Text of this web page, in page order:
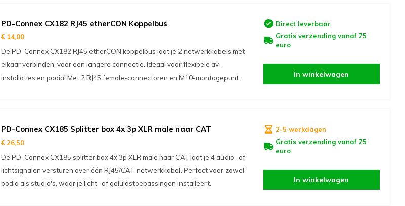
PD-Connex CX182 RJ45 etherCON Koppelbus
€ 14,00
De PD-Connex CX182 RJ45 etherCON koppelbus laat je 2 netwerkkabels met
elkaar verbinden, voor een langere connectie. Ideaal voor flexibele av-
installaties en podia! Met 2 RJ45 female-connectoren en M10-montagepunt.
Direct leverbaar
Gratis verzending vanaf 75
euro
In winkelwagen
PD-Connex CX185 Splitter box 4x 3p XLR male naar CAT
€ 26,50
De PD-Connex CX185 splitter box 4x 3p XLR male naar CAT laat je 4 audio- of
lichtsignalen versturen over één RJ45/CAT-netwerkkabel. Perfect voor zowel
podia als studio's, waar je licht- of geluidstoepassingen installeert.
2-5 werkdagen
Gratis verzending vanaf 75
euro
In winkelwagen